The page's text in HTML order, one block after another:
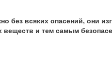
без всяких опасений, они
и тем самым